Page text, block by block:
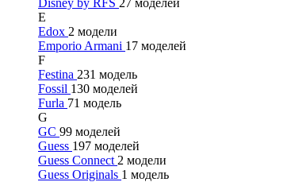
Disney by RFS 27 моделей
E
Edox 2 модели
Emporio Armani 17 моделей
F
Festina 231 модель
Fossil 130 моделей
Furla 71 модель
G
GC 99 моделей
Guess 197 моделей
Guess Connect 2 модели
Guess Originals 1 модель